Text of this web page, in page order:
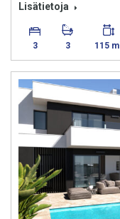
Lisätietoja
3 3 115 m